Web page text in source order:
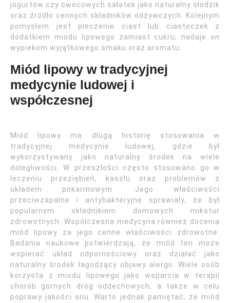
jogurtów czy owocowych sałatek jako naturalny słodzik
oraz źródło cennych składników odżywczych. Kolejnym
pomysłem jest pieczenie ciast lub ciasteczek z
dodatkiem miodu lipowego zamiast cukru; nadaje on
wypiekom wyjątkowego smaku oraz aromatu.
Miód lipowy w tradycyjnej
medycynie ludowej i
współczesnej
Miód lipowy ma długą historię stosowania w
tradycyjnej medycynie ludowej, gdzie był
wykorzystywany jako naturalny środek na wiele
dolegliwości. W przeszłości często stosowano go w
leczeniu przeziębień, kaszlu oraz problemów z
układem pokarmowym. Jego właściwości
przeciwzapalne i antybakteryjne sprawiały, że był
popularnym składnikiem domowych mikstur
zdrowotnych. Współczesna medycyna również docenia
miód lipowy za jego cenne właściwości zdrowotne.
Badania naukowe potwierdzają, że miód ten może
wspierać układ odpornościowy oraz działać jako
naturalny środek łagodzący objawy alergii. Wiele osób
korzysta z miodu lipowego jako wsparcia w terapii
chorób górnych dróg oddechowych, a także w celu
poprawy jakości snu. Warto jednak pamiętać, że miód